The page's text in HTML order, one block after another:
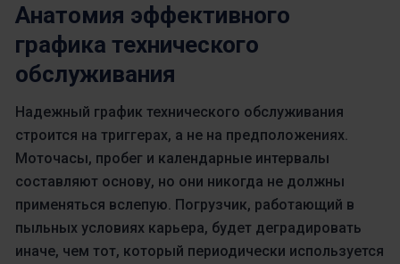
Анатомия эффективного
графика технического
обслуживания
Надежный график технического обслуживания
строится на триггерах, а не на предположениях.
Моточасы, пробег и календарные интервалы
составляют основу, но они никогда не должны
применяться вслепую. Погрузчик, работающий в
пыльных условиях карьера, будет деградировать
иначе, чем тот, который периодически используется